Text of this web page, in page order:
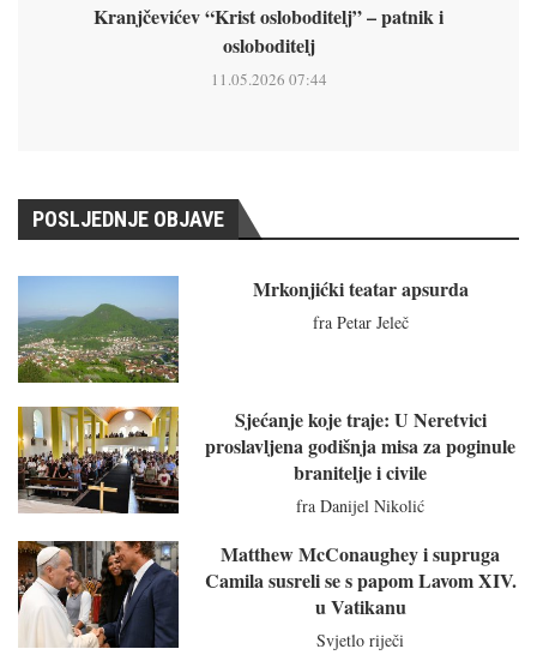
Kranjčevićev “Krist osloboditelj” – patnik i
osloboditelj
11.05.2026 07:44
POSLJEDNJE OBJAVE
Mrkonjićki teatar apsurda
fra Petar Jeleč
Sjećanje koje traje: U Neretvici
proslavljena godišnja misa za poginule
branitelje i civile
fra Danijel Nikolić
Matthew McConaughey i supruga
Camila susreli se s papom Lavom XIV.
u Vatikanu
Svjetlo riječi